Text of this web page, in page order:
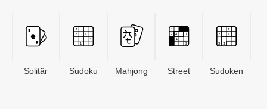
Solitär Sudoku Mahjong Street Sudoken